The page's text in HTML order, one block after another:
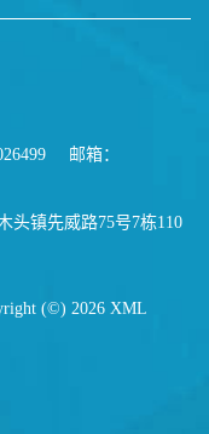
邮箱：
头镇先威路75号7栋110
(©) 2026 XML